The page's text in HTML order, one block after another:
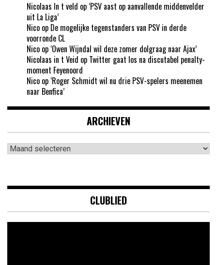
Nicolaas In t veld op ‘PSV aast op aanvallende middenvelder
uit La Liga’
Nico op De mogelijke tegenstanders van PSV in derde
voorronde CL
Nico op ‘Owen Wijndal wil deze zomer dolgraag naar Ajax’
Nicolaas in t Veid op Twitter gaat los na discutabel penalty-
moment Feyenoord
Nico op ‘Roger Schmidt wil nu drie PSV-spelers meenemen
naar Benfica’
ARCHIEVEN
Archieven
CLUBLIED